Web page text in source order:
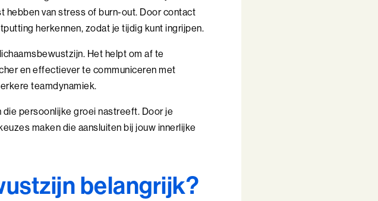
hebben van stress of burn-out. Door contact
herkennen, zodat je tijdig kunt ingrijpen.
Het helpt om af te
en effectiever te communiceren met
teamdynamiek.
persoonlijke groei nastreeft. Door je
maken die aansluiten bij jouw innerlijke
belangrijk?